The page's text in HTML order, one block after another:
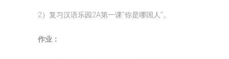
2）复习汉语乐园2A第一课”你是哪国人“。
作业：